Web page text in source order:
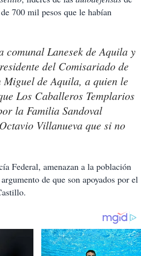
700 mil pesos que le habían
Lanesek de Aquila y
del Comisariado de
Miguel de Aquila, a quien le
Los Caballeros Templarios
la Familia Sandoval
Villanueva que si no
Federal, amenazan a la población
de que son apoyados por el